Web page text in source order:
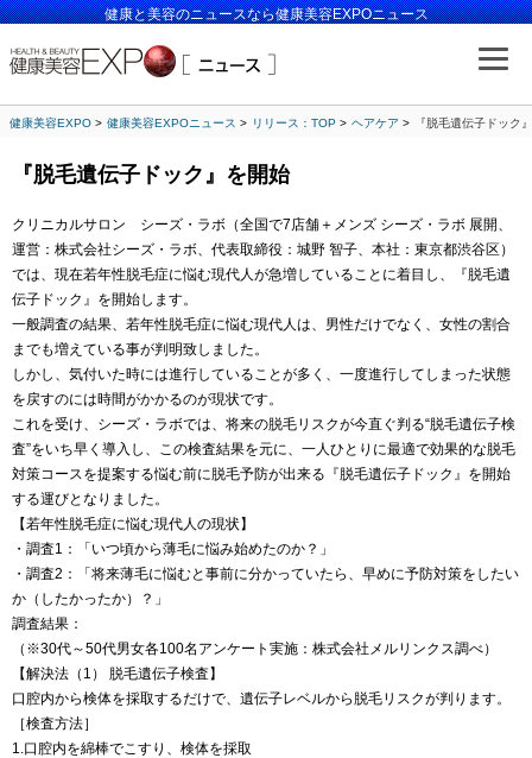
健康と美容のニュースなら健康美容EXPOニュース
健康美容EXPO 健康美容EXPOニュース リリース：TOP ヘアケア 『脱毛遺伝子ドック
『脱毛遺伝子ドック』を開始
クリニカルサロン シーズ・ラボ（全国で7店舗＋メンズ シーズ・ラボ 展開、
運営：株式会社シーズ・ラボ、代表取締役：城野 智子、本社：東京都渋谷区）
では、現在若年性脱毛症に悩む現代人が急増していることに着目し、『脱毛遺
伝子ドック』を開始します。
一般調査の結果、若年性脱毛症に悩む現代人は、男性だけでなく、女性の割合
までも増えている事が判明致しました。
しかし、気付いた時には進行していることが多く、一度進行してしまった状態
を戻すのには時間がかかるのが現状です。
これを受け、シーズ・ラボでは、将来の脱毛リスクが今直ぐ判る“脱毛遺伝子検
査”をいち早く導入し、この検査結果を元に、一人ひとりに最適で効果的な脱毛
対策コースを提案する悩む前に脱毛予防が出来る『脱毛遺伝子ドック』を開始
する運びとなりました。
【若年性脱毛症に悩む現代人の現状】
・調査1：「いつ頃から薄毛に悩み始めたのか？」
・調査2：「将来薄毛に悩むと事前に分かっていたら、早めに予防対策をしたい
か（したかったか）？」
調査結果：
（※30代～50代男女各100名アンケート実施：株式会社メルリンクス調べ）
【解決法（1） 脱毛遺伝子検査】
口腔内から検体を採取するだけで、遺伝子レベルから脱毛リスクが判ります。
［検査方法］
1.口腔内を綿棒でこすり、検体を採取